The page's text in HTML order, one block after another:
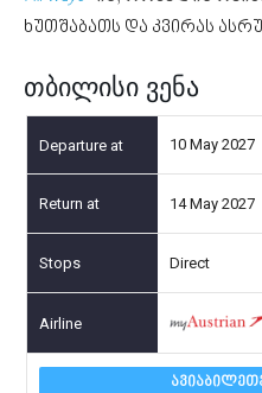
ხუთშაბათს და კვირას
თბილისი ვენა
10 May 2027
14 May 2027
Direct